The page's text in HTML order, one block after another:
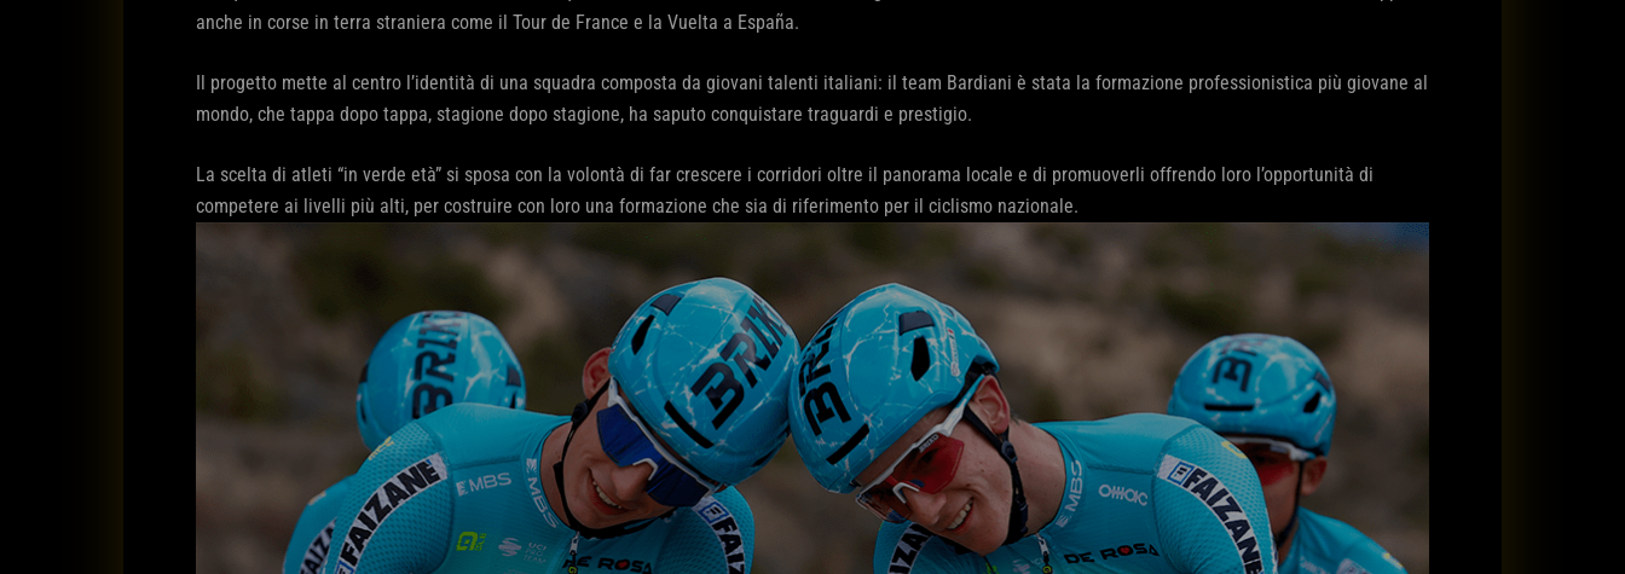
anche in corse in terra straniera come il Tour de France e la Vuelta a España.
Il progetto mette al centro l’identità di una squadra composta da giovani talenti italiani: il team Bardiani è stata la formazione professionistica più giovane al
mondo, che tappa dopo tappa, stagione dopo stagione, ha saputo conquistare traguardi e prestigio.
La scelta di atleti “in verde età” si sposa con la volontà di far crescere i corridori oltre il panorama locale e di promuoverli offrendo loro l’opportunità di
competere ai livelli più alti, per costruire con loro una formazione che sia di riferimento per il ciclismo nazionale.